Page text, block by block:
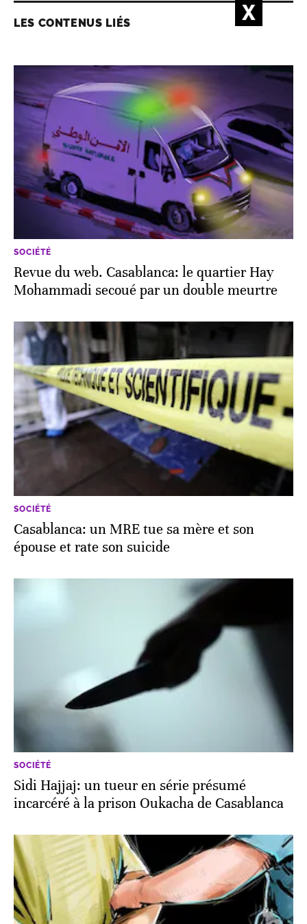
LES CONTENUS LIÉS
SOCIÉTÉ
Revue du web. Casablanca: le quartier Hay
Mohammadi secoué par un double meurtre
SOCIÉTÉ
Casablanca: un MRE tue sa mère et son
épouse et rate son suicide
SOCIÉTÉ
Sidi Hajjaj: un tueur en série présumé
incarcéré à la prison Oukacha de Casablanca